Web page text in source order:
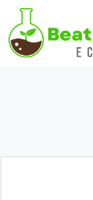
Saltar
al
contenido